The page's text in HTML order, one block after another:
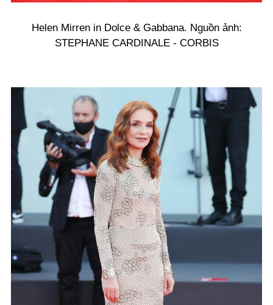
Helen Mirren in Dolce & Gabbana. Nguồn ảnh:
STEPHANE CARDINALE - CORBIS